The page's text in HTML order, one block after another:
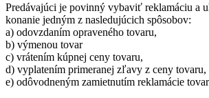
Predávajúci je povinný vybaviť reklamáciu a
konanie jedným z nasledujúcich spôsobov:
a) odovzdaním opraveného tovaru,
b) výmenou tovar
c) vrátením kúpnej ceny tovaru,
d) vyplatením primeranej zľavy z ceny tovaru,
e) odôvodneným zamietnutím reklamácie